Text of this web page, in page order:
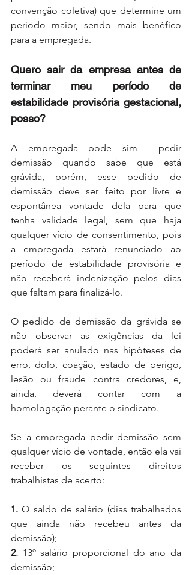
convenção coletiva) que determine um
período maior, sendo mais benéfico
para a empregada.
Quero sair da empresa antes de
terminar meu período de
estabilidade provisória gestacional,
posso?
A empregada pode sim  pedir
demissão quando sabe que está
grávida, porém, esse pedido de
demissão deve ser feito por livre e
espontânea vontade dela para que
tenha validade legal, sem que haja
qualquer vício de consentimento, pois
a empregada estará renunciado ao
período de estabilidade provisória e
não receberá indenização pelos dias
que faltam para finalizá-lo.
O pedido de demissão da grávida se
não observar as exigências da lei
poderá ser anulado nas hipóteses de
erro, dolo, coação, estado de perigo,
lesão ou fraude contra credores, e,
ainda, deverá contar com a
homologação perante o sindicato.
Se a empregada pedir demissão sem
qualquer vício de vontade, então ela vai
receber os seguintes direitos
trabalhistas de acerto:
1. O saldo de salário (dias trabalhados
que ainda não recebeu antes da
demissão);
2. 13º salário proporcional do ano da
demissão;